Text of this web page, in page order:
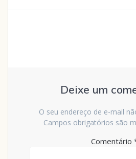
Deixe um
O seu endereço de e-mail
Campos obrigatórios são
Comentário